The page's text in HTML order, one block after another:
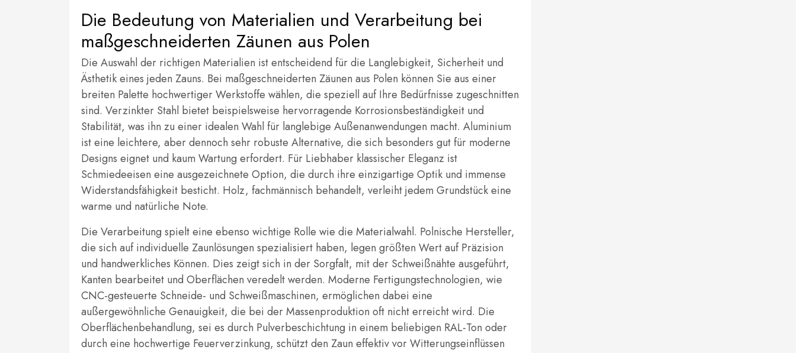
Die Bedeutung von Materialien und Verarbeitung bei
maßgeschneiderten Zäunen aus Polen
Die Auswahl der richtigen Materialien ist entscheidend für die Langlebigkeit, Sicherheit und
Ästhetik eines jeden Zauns. Bei maßgeschneiderten Zäunen aus Polen können Sie aus einer
breiten Palette hochwertiger Werkstoffe wählen, die speziell auf Ihre Bedürfnisse zugeschnitten
sind. Verzinkter Stahl bietet beispielsweise hervorragende Korrosionsbeständigkeit und
Stabilität, was ihn zu einer idealen Wahl für langlebige Außenanwendungen macht. Aluminium
ist eine leichtere, aber dennoch sehr robuste Alternative, die sich besonders gut für moderne
Designs eignet und kaum Wartung erfordert. Für Liebhaber klassischer Eleganz ist
Schmiedeeisen eine ausgezeichnete Option, die durch ihre einzigartige Optik und immense
Widerstandsfähigkeit besticht. Holz, fachmännisch behandelt, verleiht jedem Grundstück eine
warme und natürliche Note.
Die Verarbeitung spielt eine ebenso wichtige Rolle wie die Materialwahl. Polnische Hersteller,
die sich auf individuelle Zaunlösungen spezialisiert haben, legen größten Wert auf Präzision
und handwerkliches Können. Dies zeigt sich in der Sorgfalt, mit der Schweißnähte ausgeführt,
Kanten bearbeitet und Oberflächen veredelt werden. Moderne Fertigungstechnologien, wie
CNC-gesteuerte Schneide- und Schweißmaschinen, ermöglichen dabei eine
außergewöhnliche Genauigkeit, die bei der Massenproduktion oft nicht erreicht wird. Die
Oberflächenbehandlung, sei es durch Pulverbeschichtung in einem beliebigen RAL-Ton oder
durch eine hochwertige Feuerverzinkung, schützt den Zaun effektiv vor Witterungseinflüssen